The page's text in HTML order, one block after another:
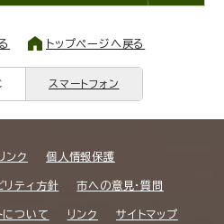
トップページへ戻る
スマートフォン
ンク 個人情報保護
リティ方針 市への意見・質問
について リンク サイトマップ